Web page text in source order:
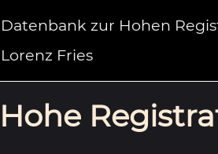
Datenbank zur Hohen
Lorenz Fries
Hohe